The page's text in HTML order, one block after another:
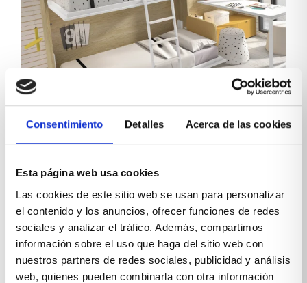
Consentimiento Detalles Acerca de las cookies
Esta página web usa cookies
Las cookies de este sitio web se usan para personalizar
el contenido y los anuncios, ofrecer funciones de redes
sociales y analizar el tráfico. Además, compartimos
información sobre el uso que haga del sitio web con
nuestros partners de redes sociales, publicidad y análisis
web, quienes pueden combinarla con otra información
Habitaciones juveniles para
compartir
Cuando se trata de optimizar espacios en el hogar,
sobre todo si hablamos de habitaciones juveniles
para compartir, encontrar la solución perfecta que
combine funcionalidad y estilo puede ser todo un...
Leer más